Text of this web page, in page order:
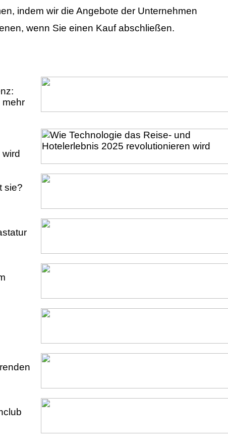
indem wir die Angebote der Unternehmen
wenn Sie einen Kauf abschließen.
mehr
sie?